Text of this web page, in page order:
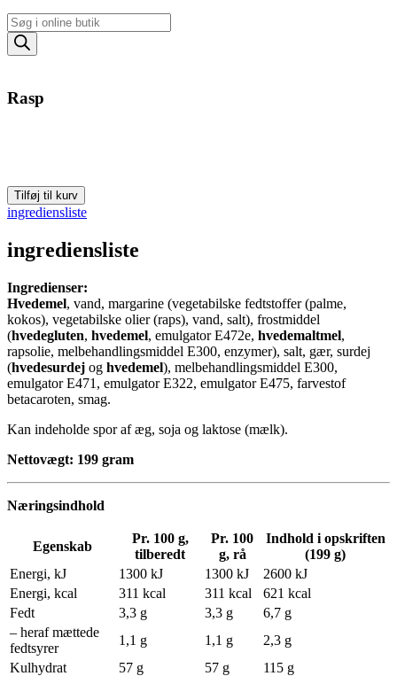
Products
search
Rasp
Rasp
antal
Tilføj til kurv
ingrediensliste
ingrediensliste
Ingredienser:
Hvedemel, vand, margarine (vegetabilske fedtstoffer (palme,
kokos), vegetabilske olier (raps), vand, salt), frostmiddel
(hvedegluten, hvedemel, emulgator E472e, hvedemaltmel,
rapsolie, melbehandlingsmiddel E300, enzymer), salt, gær, surdej
(hvedesurdej og hvedemel), melbehandlingsmiddel E300,
emulgator E471, emulgator E322, emulgator E475, farvestof
betacaroten, smag.
Kan indeholde spor af æg, soja og laktose (mælk).
Nettovægt: 199 gram
Næringsindhold
Egenskab
Pr. 100 g,
tilberedt
Pr. 100
g, rå
Indhold i opskriften
(199 g)
Energi, kJ
1300 kJ 1300 kJ
2600 kJ
Energi, kcal
311 kcal 311 kcal
621 kcal
Fedt
3,3 g 3,3 g
6,7 g
– heraf mættede
fedtsyrer
1,1 g 1,1 g
2,3 g
Kulhydrat
57 g 57 g
115 g